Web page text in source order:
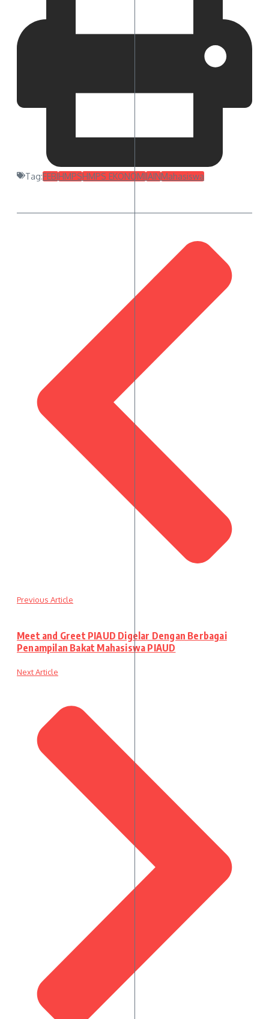
Tag:FEBIHMPSHMPS EKONOMIIAINMahasiswa
Previous Article
Meet and Greet PIAUD Digelar Dengan Berbagai
Penampilan Bakat Mahasiswa PIAUD
Next Article